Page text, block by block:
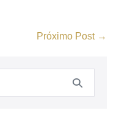
Próximo Post →